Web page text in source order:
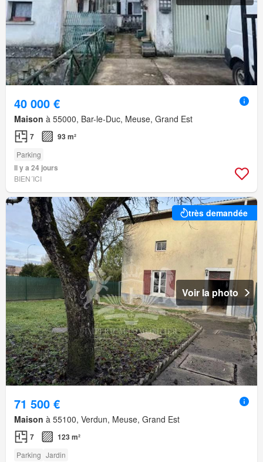
40 000 €
Maison à 55000, Bar-le-Duc, Meuse, Grand Est
7 93 m²
Parking
Il y a 24 jours
BIEN´ICI
très demandée
Voir la photo
71 500 €
Maison à 55100, Verdun, Meuse, Grand Est
7 123 m²
Parking Jardin